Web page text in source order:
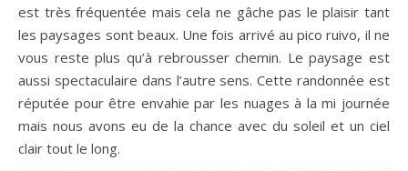
est très fréquentée mais cela ne gâche pas le plaisir tant
les paysages sont beaux. Une fois arrivé au pico ruivo, il ne
vous reste plus qu’à rebrousser chemin. Le paysage est
aussi spectaculaire dans l’autre sens. Cette randonnée est
réputée pour être envahie par les nuages à la mi journée
mais nous avons eu de la chance avec du soleil et un ciel
clair tout le long.